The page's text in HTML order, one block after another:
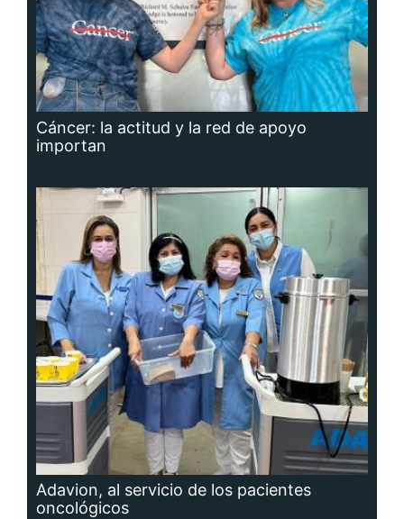
Cáncer: la actitud y la red de apoyo
importan
Adavion, al servicio de los pacientes
oncológicos